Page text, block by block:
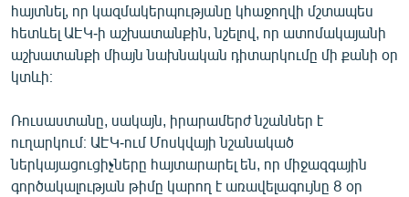
հայտնել, որ կազմակերպությանը կհաջողվի մշտապես
հետևել ԱԷԿ-ի աշխատանքին, նշելով, որ ատոմակայանի
աշխատանքի միայն նախնական դիտարկումը մի քանի օր
կտևի։
Ռուսաստանը, սակայն, իրարամերժ նշաններ է
ուղարկում։ ԱԷԿ-ում Մոսկվայի նշանակած
ներկայացուցիչները հայտարարել են, որ միջազգային
գործակալության թիմը կարող է առավելագույնը 8 օր